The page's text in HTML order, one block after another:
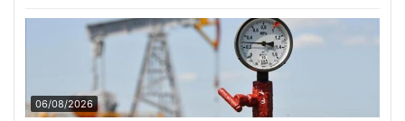
06/08/2026